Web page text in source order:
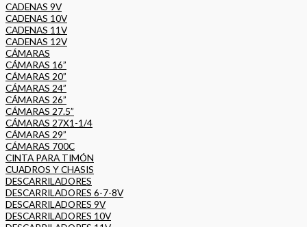
CADENAS 9V
CADENAS 10V
CADENAS 11V
CADENAS 12V
CÁMARAS
CÁMARAS 16”
CÁMARAS 20”
CÁMARAS 24”
CÁMARAS 26”
CÁMARAS 27.5”
CÁMARAS 27X1-1/4
CÁMARAS 29”
CÁMARAS 700C
CINTA PARA TIMÓN
CUADROS Y CHASIS
DESCARRILADORES
DESCARRILADORES 6-7-8V
DESCARRILADORES 9V
DESCARRILADORES 10V